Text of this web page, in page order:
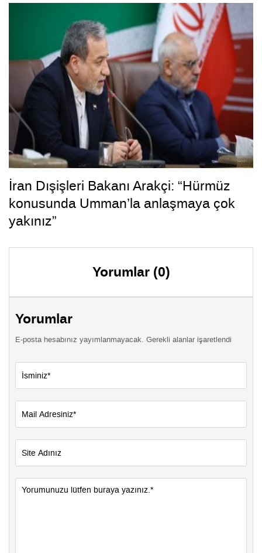
İran Dışişleri Bakanı Arakçi: “Hürmüz
konusunda Umman’la anlaşmaya çok
yakınız”
Yorumlar (0)
Yorumlar
E-posta hesabınız yayımlanmayacak. Gerekli alanlar işaretlendi